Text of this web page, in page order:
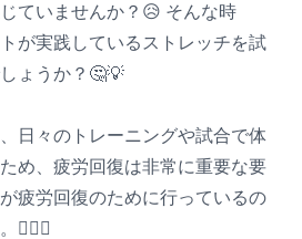
ていませんか？😥 そんな時
が実践しているストレッチを試
ょうか？🤔💡
日々のトレーニングや試合で体
め、疲労回復は非常に重要な要
疲労回復のために行っているの
🏋️‍♀️💦